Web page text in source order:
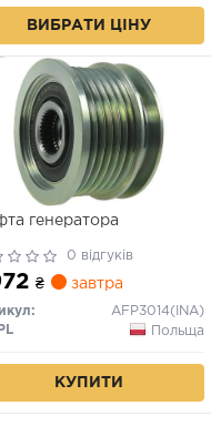
ВИБРАТИ ЦІНУ
генератора
0 відгуків
₴ завтра
AFP3014(INA)
Польща
КУПИТИ